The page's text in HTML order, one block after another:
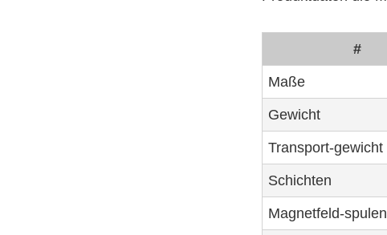
#
Maße
Gewicht
Transport-gewicht
Schichten
Magnetfeld-spulen